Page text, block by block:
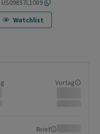
US09857L1089
Watchlist
Vortag
Brief